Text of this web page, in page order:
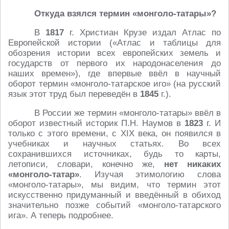
Откуда взялся термин «монголо-татары»?
В 1817 г. Христиан Крузе издал Атлас по
Европейской истории («Атлас и таблицы для
обозрения истории всех европейских земель и
государств от первого их народонаселения до
наших времен»), где впервые ввёл в научный
оборот термин «монголо-татарское иго» (на русский
язык этот труд был переведён в 1845 г.).
В России же термин «монголо-татары» ввёл в
оборот известный историк П.Н. Наумов в 1823 г. И
только с этого времени, с XIX века, он появился в
учебниках и научных статьях. Во всех
сохранившихся источниках, будь то карты,
летописи, словари, конечно же, нет никаких
«монголо-татар». Изучая этимологию слова
«монголо-татары», мы видим, что термин этот
искусственно придуманный и введённый в обиход
значительно позже событий «монголо-татарского
ига». А теперь подробнее.